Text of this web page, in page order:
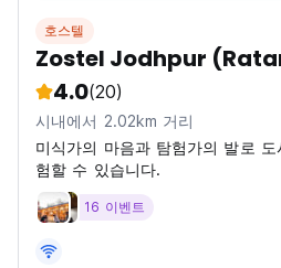
호스텔
Zostel Jodhpur
4.0(20)
시내에서 2.02km 거리
미식가의 마음과 탐험가의 발로
험할 수 있습니다.
16 이벤트